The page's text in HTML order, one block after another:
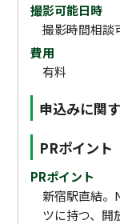
撮影可能日時
撮影時間相談
費用
有料
申込みに関
PRポイント
PRポイント
新宿駅直結。
ツに持つ、開